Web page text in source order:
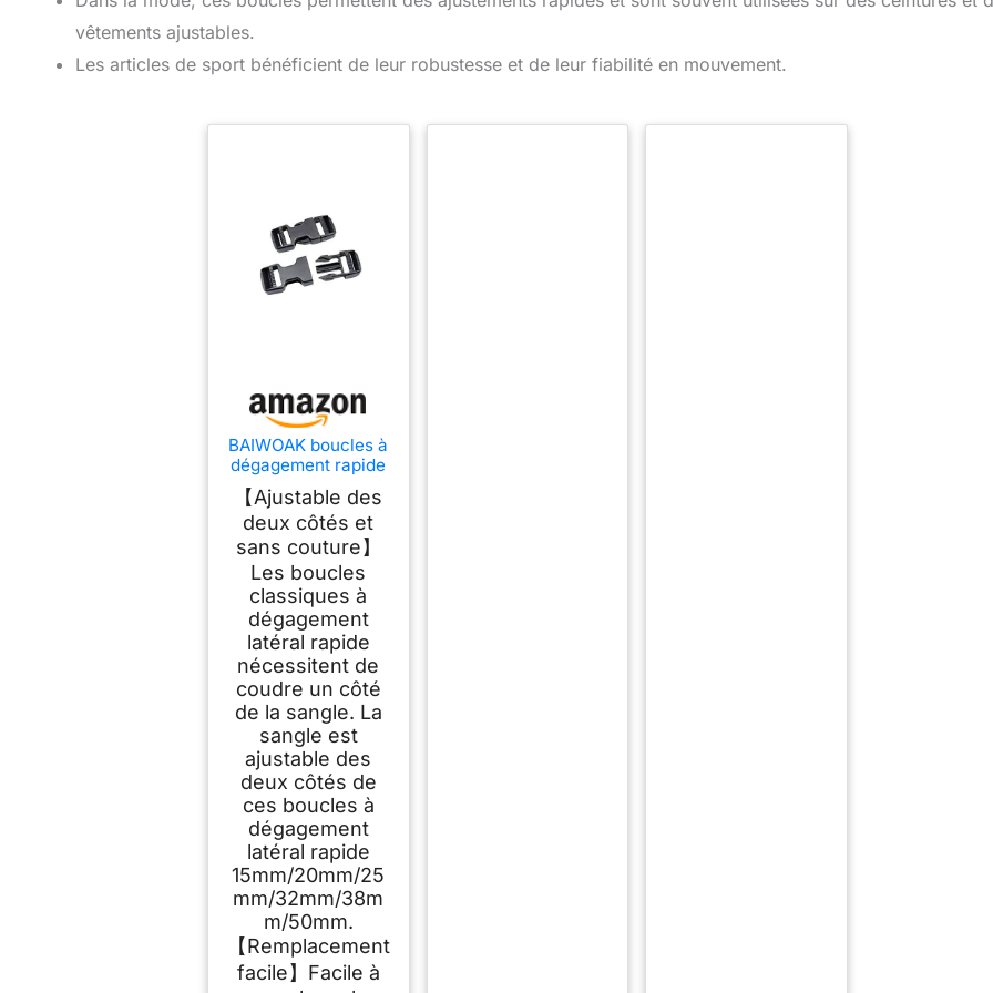
vêtements ajustables.
Les articles de sport bénéficient de leur robustesse et de leur fiabilité en mouvement.
BAIWOAK boucles à
dégagement rapide
2,5 cm de large -
Duraflex - Qualité
militaire - Réglable -
Pas de clips de
couture - En
plastique robuste -
Pour sacs à dos -
Sangle 2,5 cm 2
Pièces
【Ajustable des
deux côtés et
sans couture】
Les boucles
classiques à
dégagement
latéral rapide
nécessitent de
coudre un côté
de la sangle. La
sangle est
ajustable des
deux côtés de
ces boucles à
dégagement
latéral rapide
15mm/20mm/25
mm/32mm/38m
m/50mm.
【Remplacement
facile】Facile à